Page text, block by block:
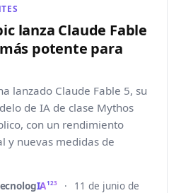
lanza Claude Fable
potente para
lanzado Claude Fable 5, su
de IA de clase Mythos
con un rendimiento
y nuevas medidas de
IA123 ·
11 de junio de